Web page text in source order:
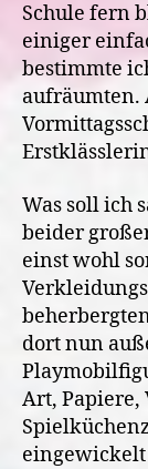
Schule fern
einiger
bestimmte
aufräumten.
Was soll ich
beider
einst wohl
dort nun
Art, Papiere,
eingewickelt